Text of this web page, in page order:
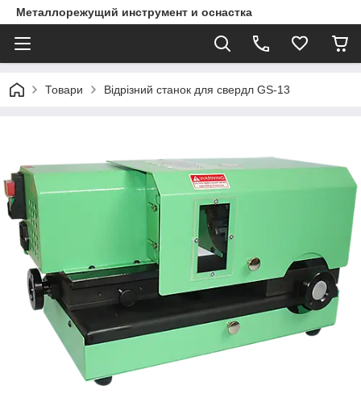
Металлорежущий инструмент и оснастка
Товари Відрізний станок для свердл GS-13